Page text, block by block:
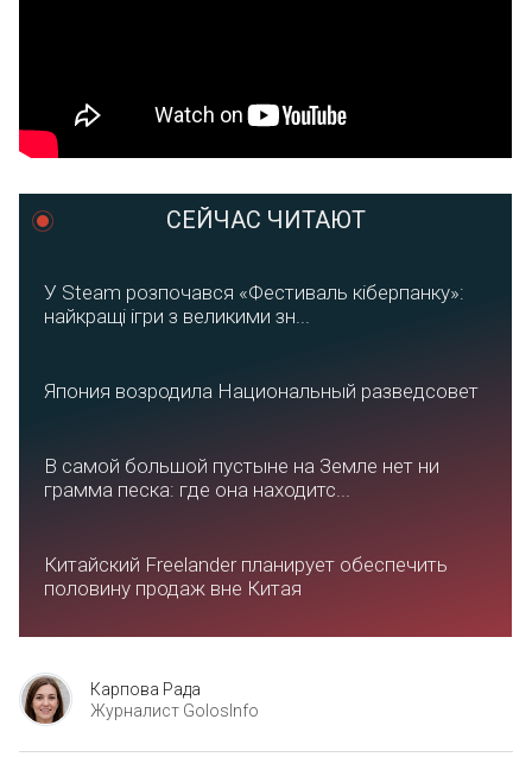
СЕЙЧАС ЧИТАЮТ
У Steam розпочався «Фестиваль кіберпанку»:
найкращі ігри з великими зн...
Япония возродила Национальный разведсовет
В самой большой пустыне на Земле нет ни
грамма песка: где она находитс...
Китайский Freelander планирует обеспечить
половину продаж вне Китая
Карпова Рада
Журналист GolosInfo